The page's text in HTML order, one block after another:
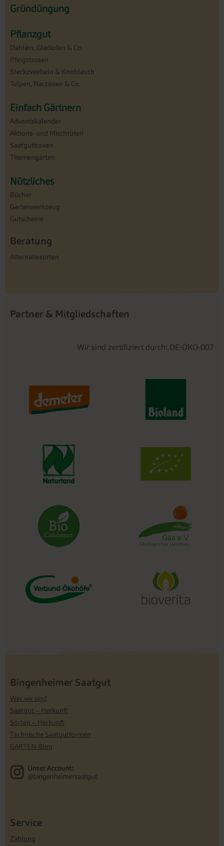
Gründüngung
Pflanzgut
Dahlien, Gladiolen & Co.
Pfingstrosen
Steckzwiebeln & Knoblauch
Tulpen, Narzissen & Co.
Einfach Gärtnern
Adventskalender
Aktions- und Mischtüten
Saatgutboxen
Themengärten
Nützliches
Bücher
Gartenwerkzeug
Gutscheine
Beratung
Alternativsorten
Partner & Mitgliedschaften
Wir sind zertifiziert durch: DE-ÖKO-007
Bingenheimer Saatgut
Wer wir sind
Saatgut – Herkunft
Sorten – Herkunft
Technische Saatgutformen
GARTEN-Blog
Service
Zahlung